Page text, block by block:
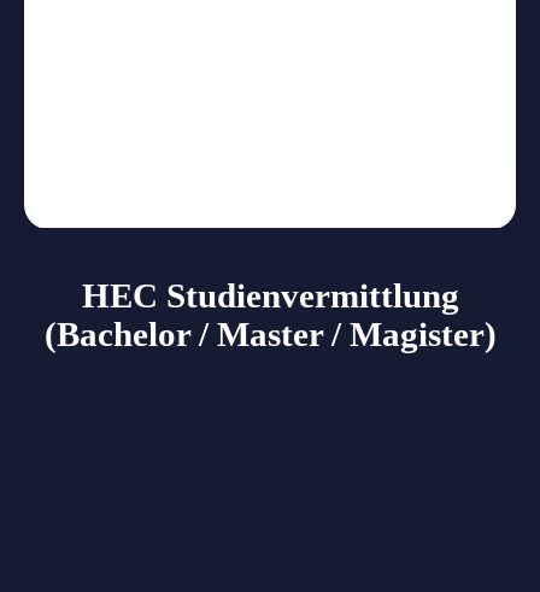
HEC Studienvermittlung
(Bachelor / Master / Magister)